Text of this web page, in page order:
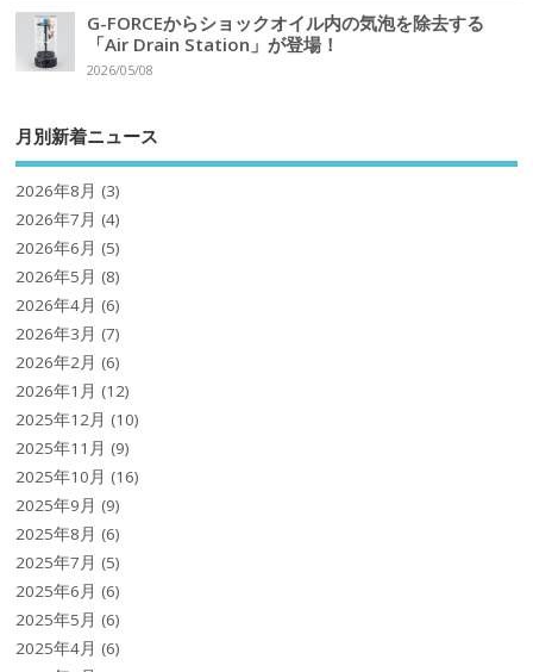
G-FORCEからショックオイル内の気泡を除去する
「Air Drain Station」が登場！
2026/05/08
月別新着ニュース
2026年8月 (3)
2026年7月 (4)
2026年6月 (5)
2026年5月 (8)
2026年4月 (6)
2026年3月 (7)
2026年2月 (6)
2026年1月 (12)
2025年12月 (10)
2025年11月 (9)
2025年10月 (16)
2025年9月 (9)
2025年8月 (6)
2025年7月 (5)
2025年6月 (6)
2025年5月 (6)
2025年4月 (6)